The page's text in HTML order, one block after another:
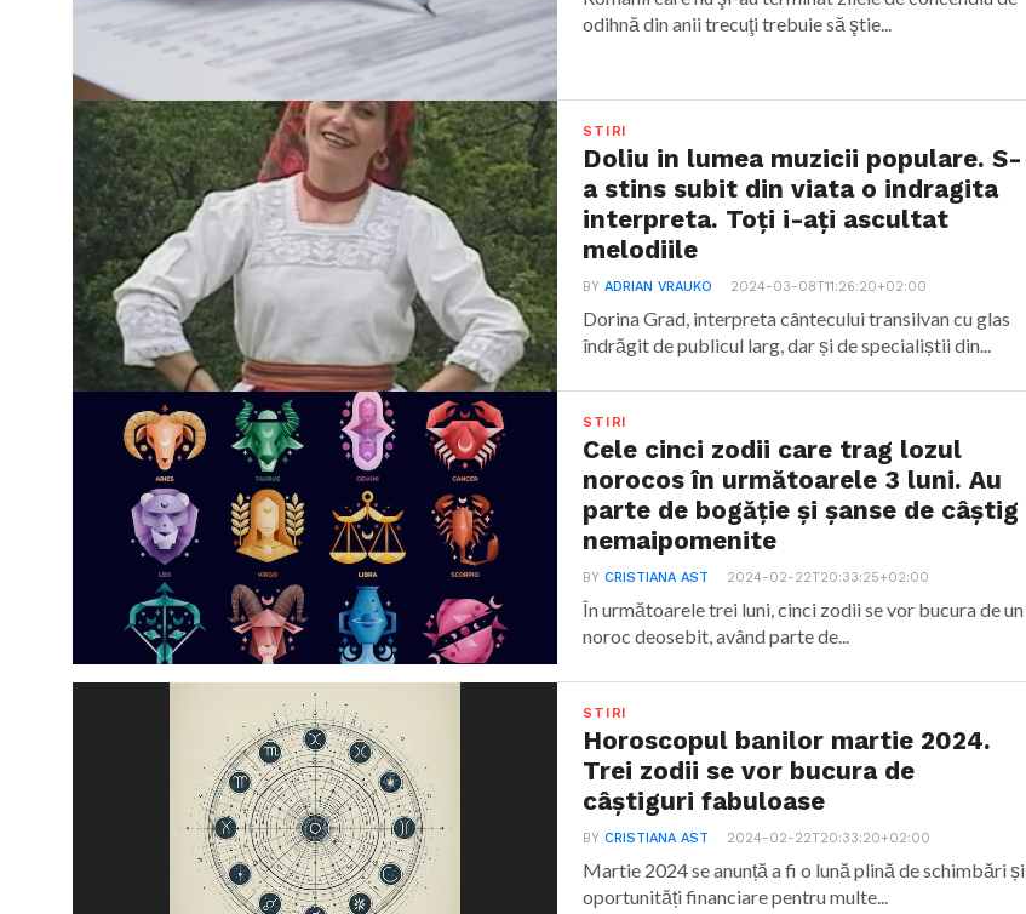
odihnă din anii trecuţi trebuie să ştie...
STIRI
Doliu in lumea muzicii populare. S-
a stins subit din viata o indragita
interpreta. Toți i-ați ascultat
melodiile
BYADRIAN VRAUKO 2024-03-08T11:26:20+02:00
Dorina Grad, interpreta cântecului transilvan cu glas
îndrăgit de publicul larg, dar și de specialiștii din...
STIRI
Cele cinci zodii care trag lozul
norocos în următoarele 3 luni. Au
parte de bogăție și șanse de câștig
nemaipomenite
BYCRISTIANA AST 2024-02-22T20:33:25+02:00
În următoarele trei luni, cinci zodii se vor bucura de un
noroc deosebit, având parte de...
STIRI
Horoscopul banilor martie 2024.
Trei zodii se vor bucura de
câștiguri fabuloase
BYCRISTIANA AST 2024-02-22T20:33:20+02:00
Martie 2024 se anunță a fi o lună plină de schimbări și
oportunități financiare pentru multe...